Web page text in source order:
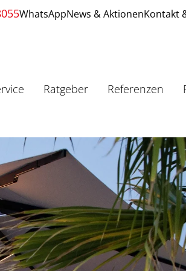
WhatsAppNews & AktionenKontakt
Ratgeber Referenzen